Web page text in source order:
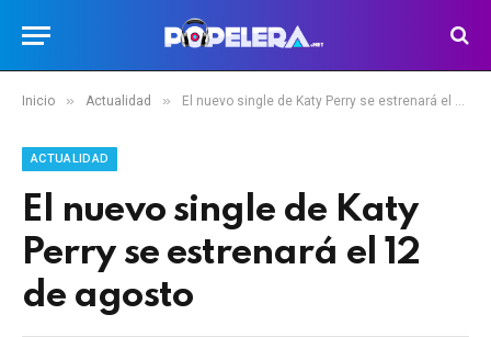
Inicio » Actualidad » El nuevo single de Katy Perry se estrenará el 12 de agosto
ACTUALIDAD
El nuevo single de Katy
Perry se estrenará el 12
de agosto